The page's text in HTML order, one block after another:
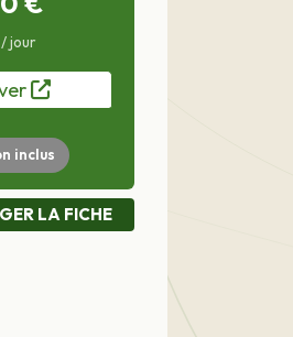
jour
inclus
LA FICHE